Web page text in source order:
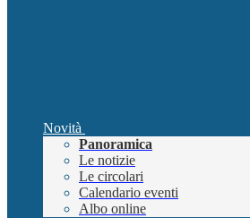
Novità
Panoramica
Le notizie
Le circolari
Calendario eventi
Albo online